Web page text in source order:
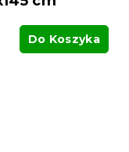
Do Koszyka